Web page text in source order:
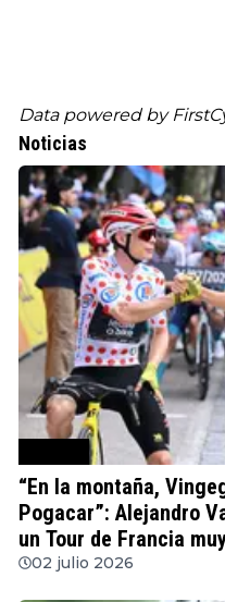
Data powered by
Noticias
“En la montaña,
Pogacar”: Alejandro
un Tour de Francia
02 julio 2026